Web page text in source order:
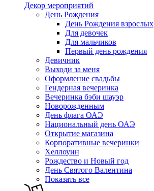
Декор мероприятий
День Рождения
День Рождения взрослых
Для девочек
Для мальчиков
Первый день рождения
Девичник
Выходи за меня
Оформление свадьбы
Гендерная вечеринка
Вечеринка бэби шауэр
Новорожденным
День флага ОАЭ
Национальный день ОАЭ
Открытие магазина
Корпоративные вечеринки
Хеллоуин
Рождество и Новый год
День Святого Валентина
Показать все